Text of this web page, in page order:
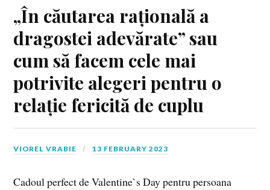
„În căutarea rațională a
dragostei adevărate” sau
cum să facem cele mai
potrivite alegeri pentru o
relație fericită de cuplu
VIOREL VRABIE 13 FEBRUARY 2023
Cadoul perfect de Valentine`s Day pentru persoana